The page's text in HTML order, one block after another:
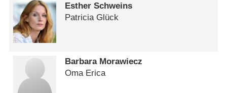
Esther Schweins
Patricia Glück
Barbara Morawiecz
Oma Erica